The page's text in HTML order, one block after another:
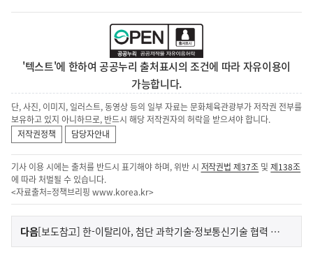
'텍스트'에 한하여 공공누리 출처표시의 조건에 따라 자유이용이
가능합니다.
단, 사진, 이미지, 일러스트, 동영상 등의 일부 자료는 문화체육관광부가 저작권 전부를
보유하고 있지 아니하므로, 반드시 해당 저작권자의 허락을 받으셔야 합니다.
저작권정책
담당자안내
기사 이용 시에는 출처를 반드시 표기해야 하며, 위반 시 저작권법 제37조 및제138조
에 따라 처벌될 수 있습니다.
<자료출처=정책브리핑 www.korea.kr>
이
전
다음기
[보도참고] 한-이탈리아, 첨단 과학기술·정보통신기술 협력 양해각서(MOU) 체결